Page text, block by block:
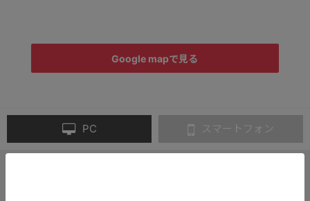
Google mapで見る
PC スマートフォン